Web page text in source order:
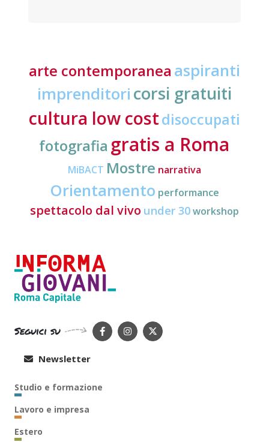
arte contemporanea aspiranti
imprenditori corsi gratuiti
cultura low costdisoccupati
fotografia gratis a Roma
MiBACT Mostre narrativa
Orientamento performance
spettacolo dal vivo under 30workshop
Seguici su
Newsletter
Studio e formazione
Lavoro e impresa
Estero